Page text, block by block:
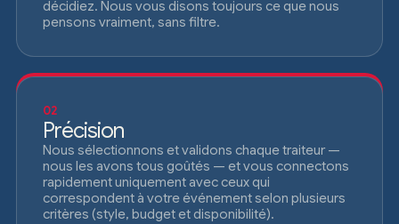
décidiez. Nous vous disons toujours ce que nous
pensons vraiment, sans filtre.
02
Précision
Nous sélectionnons et validons chaque traiteur —
nous les avons tous goûtés — et vous connectons
rapidement uniquement avec ceux qui
correspondent à votre événement selon plusieurs
critères (style, budget et disponibilité).